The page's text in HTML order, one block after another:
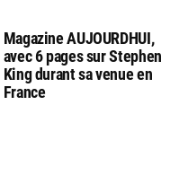
Magazine AUJOURDHUI,
avec 6 pages sur Stephen
King durant sa venue en
France